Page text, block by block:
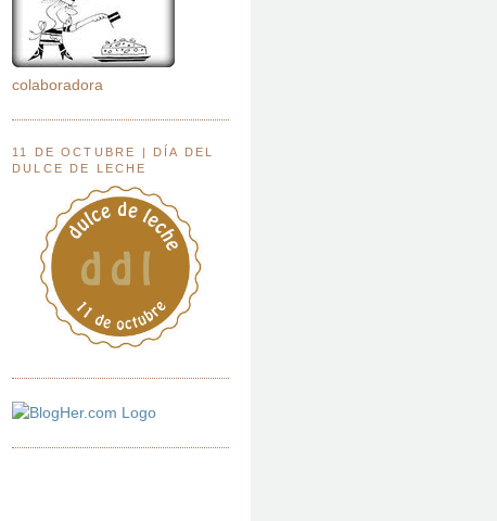
colaboradora
11 DE OCTUBRE | DÍA DEL
DULCE DE LECHE